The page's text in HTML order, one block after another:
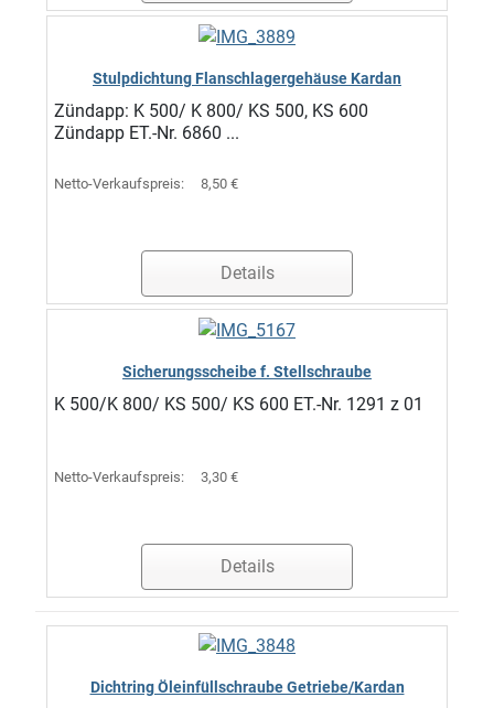
Stulpdichtung Flanschlagergehäuse Kardan
Zündapp: K 500/ K 800/ KS 500, KS 600
Zündapp ET.-Nr. 6860 ...
Netto-Verkaufspreis: 8,50 €
Details
Sicherungsscheibe f. Stellschraube
K 500/K 800/ KS 500/ KS 600 ET.-Nr. 1291 z 01
Netto-Verkaufspreis: 3,30 €
Details
Dichtring Öleinfüllschraube Getriebe/Kardan